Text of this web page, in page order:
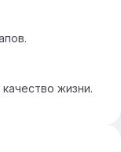
жизни.